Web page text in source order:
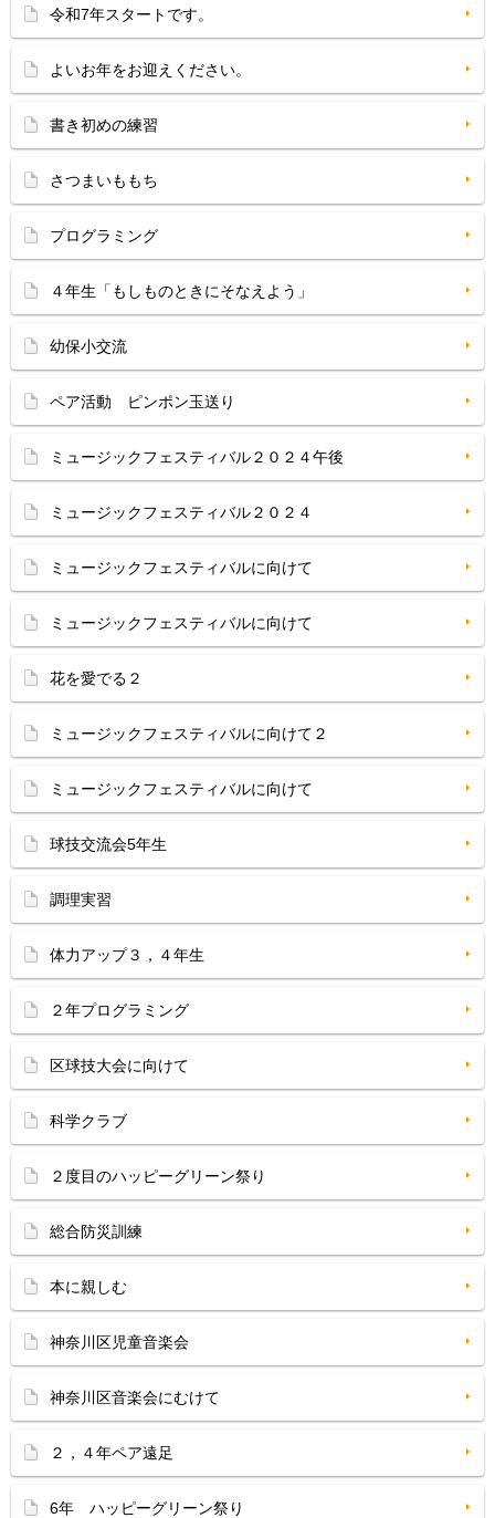
令和7年スタートです。
よいお年をお迎えください。
書き初めの練習
さつまいももち
プログラミング
４年生「もしものときにそなえよう」
幼保小交流
ペア活動 ピンポン玉送り
ミュージックフェスティバル２０２４午後
ミュージックフェスティバル２０２４
ミュージックフェスティバルに向けて
ミュージックフェスティバルに向けて
花を愛でる２
ミュージックフェスティバルに向けて２
ミュージックフェスティバルに向けて
球技交流会5年生
調理実習
体力アップ３，４年生
２年プログラミング
区球技大会に向けて
科学クラブ
２度目のハッピーグリーン祭り
総合防災訓練
本に親しむ
神奈川区児童音楽会
神奈川区音楽会にむけて
２，４年ペア遠足
6年 ハッピーグリーン祭り